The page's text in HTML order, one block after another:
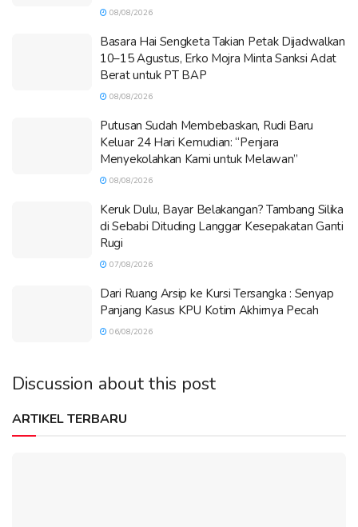
08/08/2026
Basara Hai Sengketa Takian Petak Dijadwalkan
10–15 Agustus, Erko Mojra Minta Sanksi Adat
Berat untuk PT BAP
08/08/2026
Putusan Sudah Membebaskan, Rudi Baru
Keluar 24 Hari Kemudian: “Penjara
Menyekolahkan Kami untuk Melawan”
08/08/2026
Keruk Dulu, Bayar Belakangan? Tambang Silika
di Sebabi Dituding Langgar Kesepakatan Ganti
Rugi
07/08/2026
Dari Ruang Arsip ke Kursi Tersangka : Senyap
Panjang Kasus KPU Kotim Akhirnya Pecah
06/08/2026
Discussion about this post
ARTIKEL TERBARU